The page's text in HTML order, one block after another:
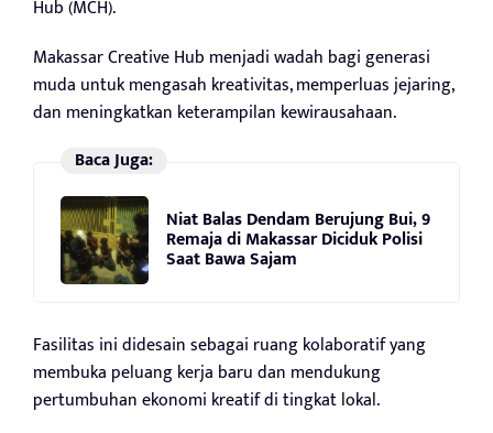
Hub (MCH).
Makassar Creative Hub menjadi wadah bagi generasi
muda untuk mengasah kreativitas, memperluas jejaring,
dan meningkatkan keterampilan kewirausahaan.
Baca Juga:
Niat Balas Dendam Berujung Bui, 9
Remaja di Makassar Diciduk Polisi
Saat Bawa Sajam
Fasilitas ini didesain sebagai ruang kolaboratif yang
membuka peluang kerja baru dan mendukung
pertumbuhan ekonomi kreatif di tingkat lokal.